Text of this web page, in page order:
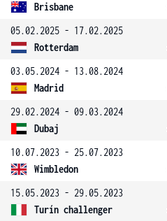
Brisbane
05.02.2025 - 17.02.2025
Rotterdam
03.05.2024 - 13.08.2024
Madrid
29.02.2024 - 09.03.2024
Dubaj
10.07.2023 - 25.07.2023
Wimbledon
15.05.2023 - 29.05.2023
Turín challenger